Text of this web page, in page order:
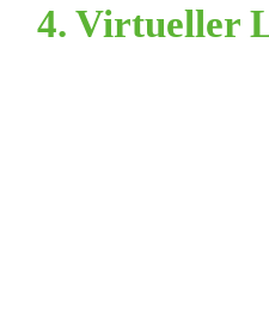
4. Virtueller